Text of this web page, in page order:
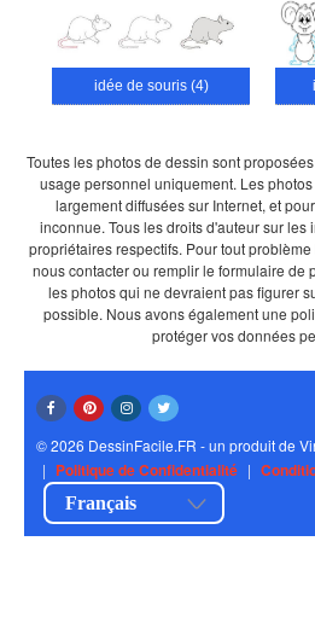
idée de souris (4)
Toutes les photos de dessin sont
usage personnel uniquement. Les
largement diffusées sur Internet, et
inconnue. Tous les droits d'auteur sur
propriétaires respectifs. Pour tout
nous contacter ou remplir le formulaire de
les photos qui ne devraient pas figurer
possible. Nous avons également une
protéger vos données
© 2026 DessinFacile.FR - un produit de
| Politique de Confidentialité |
Français